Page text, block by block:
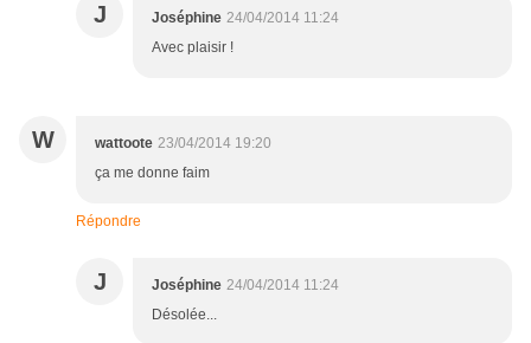
J Joséphine 24/04/2014 11:24
Avec plaisir !
W wattoote 23/04/2014 19:20
ça me donne faim
Répondre
J Joséphine 24/04/2014 11:24
Désolée...